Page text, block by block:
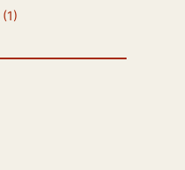
(1)